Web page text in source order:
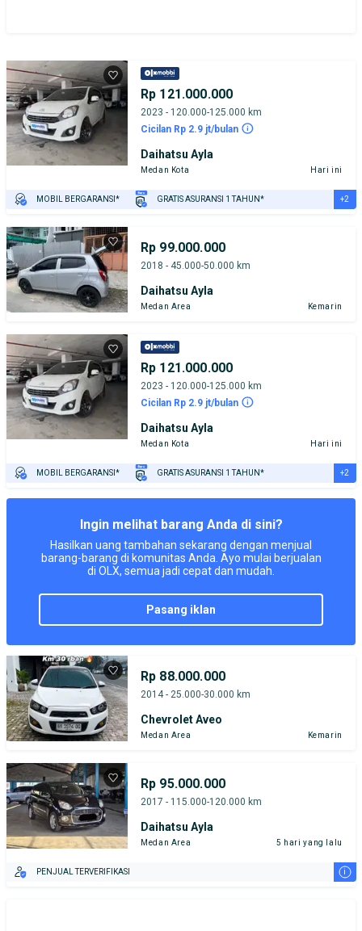
Rp 121.000.000
2023 - 120.000-125.000 km
Cicilan Rp 2.9 jt/bulan
Daihatsu Ayla
Medan Kota Hari ini
MOBIL BERGARANSI* GRATIS ASURANSI 1 TAHUN* +2
Rp 99.000.000
2018 - 45.000-50.000 km
Daihatsu Ayla
Medan Area Kemarin
Rp 121.000.000
2023 - 120.000-125.000 km
Cicilan Rp 2.9 jt/bulan
Daihatsu Ayla
Medan Kota Hari ini
MOBIL BERGARANSI* GRATIS ASURANSI 1 TAHUN* +2
Ingin melihat barang Anda di sini?
Hasilkan uang tambahan sekarang dengan menjual
barang-barang di komunitas Anda. Ayo mulai berjualan
di OLX, semua jadi cepat dan mudah.
pasang iklan
Rp 88.000.000
2014 - 25.000-30.000 km
Chevrolet Aveo
Medan Area Kemarin
Rp 95.000.000
2017 - 115.000-120.000 km
Daihatsu Ayla
Medan Area 5 hari yang lalu
PENJUAL TERVERIFIKASI i